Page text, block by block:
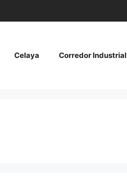
Celaya Corredor Industrial